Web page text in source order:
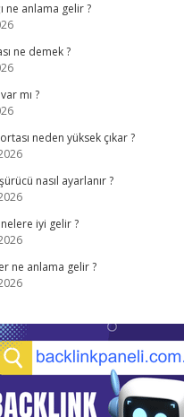
ne anlama gelir ?
ne demek ?
mı ?
neden yüksek çıkar ?
nasıl ayarlanır ?
iyi gelir ?
ne anlama gelir ?